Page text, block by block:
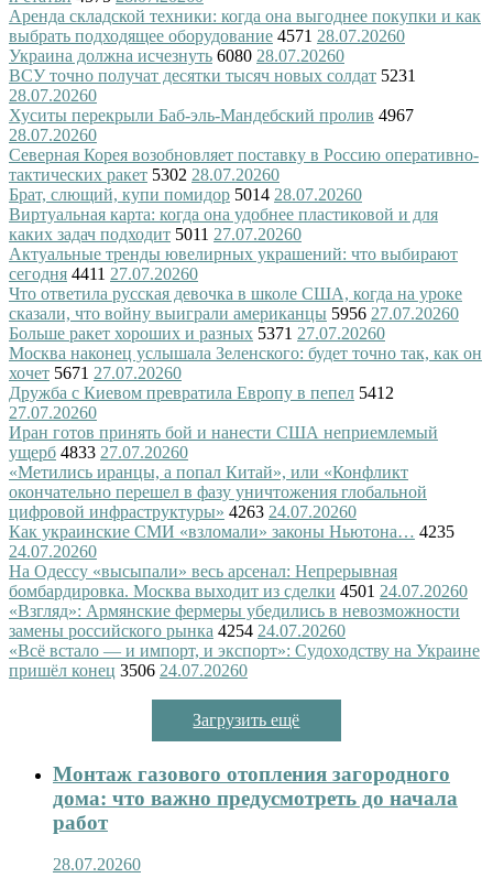
Аренда складской техники: когда она выгоднее покупки и как
выбрать подходящее оборудование 4571 28.07.20260
Украина должна исчезнуть 6080 28.07.20260
ВСУ точно получат десятки тысяч новых солдат 5231
28.07.20260
Хуситы перекрыли Баб-эль-Мандебский пролив 4967
28.07.20260
Северная Корея возобновляет поставку в Россию оперативно-
тактических ракет 5302 28.07.20260
Брат, слющий, купи помидор 5014 28.07.20260
Виртуальная карта: когда она удобнее пластиковой и для
каких задач подходит 5011 27.07.20260
Актуальные тренды ювелирных украшений: что выбирают
сегодня 4411 27.07.20260
Что ответила русская девочка в школе США, когда на уроке
сказали, что войну выиграли американцы 5956 27.07.20260
Больше ракет хороших и разных 5371 27.07.20260
Москва наконец услышала Зеленского: будет точно так, как он
хочет 5671 27.07.20260
Дружба с Киевом превратила Европу в пепел 5412
27.07.20260
Иран готов принять бой и нанести США неприемлемый
ущерб 4833 27.07.20260
«Метились иранцы, а попал Китай», или «Конфликт
окончательно перешел в фазу уничтожения глобальной
цифровой инфраструктуры» 4263 24.07.20260
Как украинские СМИ «взломали» законы Ньютона… 4235
24.07.20260
На Одессу «высыпали» весь арсенал: Непрерывная
бомбардировка. Москва выходит из сделки 4501 24.07.20260
«Взгляд»: Армянские фермеры убедились в невозможности
замены российского рынка 4254 24.07.20260
«Всё встало — и импорт, и экспорт»: Судоходству на Украине
пришёл конец 3506 24.07.20260
Загрузить ещё
Монтаж газового отопления загородного
дома: что важно предусмотреть до начала
работ
28.07.20260